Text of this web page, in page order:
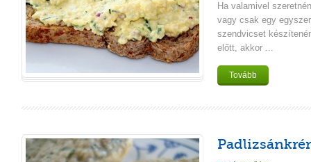
Ha valamivel
vagy csak egy
szendvicset
előtt, akkor ...
Tovább